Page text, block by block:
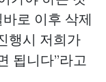
로 이후 삭제
행시 저희가
됩니다”라고